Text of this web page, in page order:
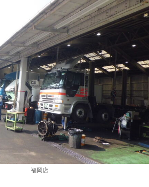
福岡店